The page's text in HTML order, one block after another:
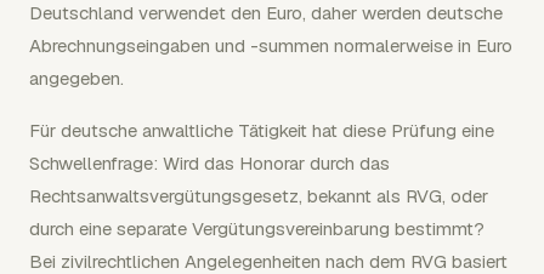
Deutschland verwendet den Euro, daher werden deutsche
Abrechnungseingaben und -summen normalerweise in Euro
angegeben.
Für deutsche anwaltliche Tätigkeit hat diese Prüfung eine
Schwellenfrage: Wird das Honorar durch das
Rechtsanwaltsvergütungsgesetz, bekannt als RVG, oder
durch eine separate Vergütungsvereinbarung bestimmt?
Bei zivilrechtlichen Angelegenheiten nach dem RVG basiert